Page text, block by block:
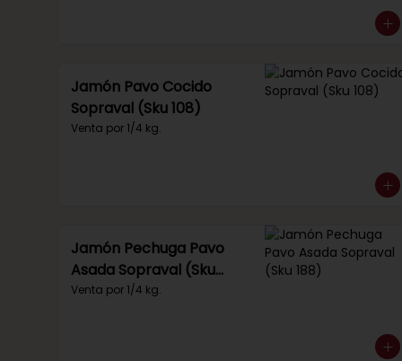
Jamón Pavo Cocido
Sopraval (Sku 108)
Venta por 1/4 kg.
Jamón Pechuga Pavo
Asada Sopraval (Sku
188)
Venta por 1/4 kg.